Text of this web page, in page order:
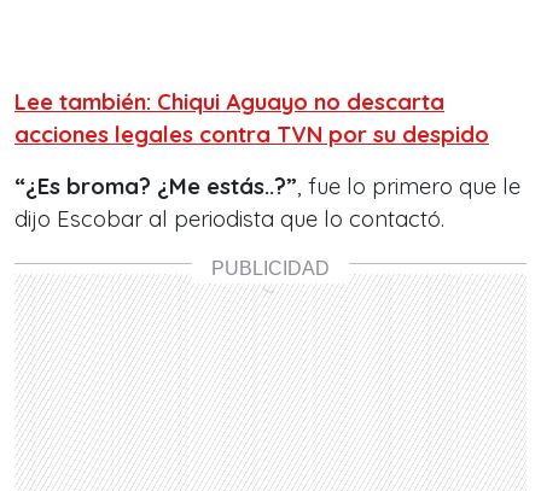
Lee también: Chiqui Aguayo no descarta
acciones legales contra TVN por su despido
“¿Es broma? ¿Me estás..?”, fue lo primero que le
dijo Escobar al periodista que lo contactó.